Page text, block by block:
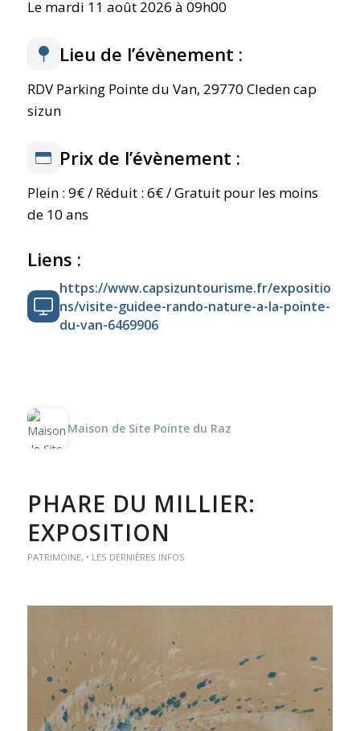
Le mardi 11 août 2026 à 09h00
Lieu de l’évènement :
RDV Parking Pointe du Van, 29770 Cleden cap
sizun
Prix de l’évènement :
Plein : 9€ / Réduit : 6€ / Gratuit pour les moins
de 10 ans
Liens :
https://www.capsizuntourisme.fr/expositio
ns/visite-guidee-rando-nature-a-la-pointe-
du-van-6469906
Maison de Site Pointe du Raz
PHARE DU MILLIER:
EXPOSITION
PATRIMOINE, • LES DERNIÈRES INFOS